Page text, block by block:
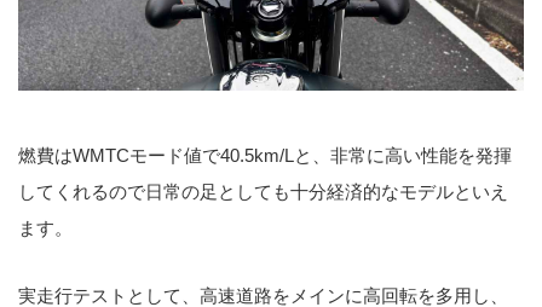
燃費はWMTCモード値で40.5km/Lと、非常に高い性能を発揮
してくれるので日常の足としても十分経済的なモデルといえ
ます。
実走行テストとして、高速道路をメインに高回転を多用し、